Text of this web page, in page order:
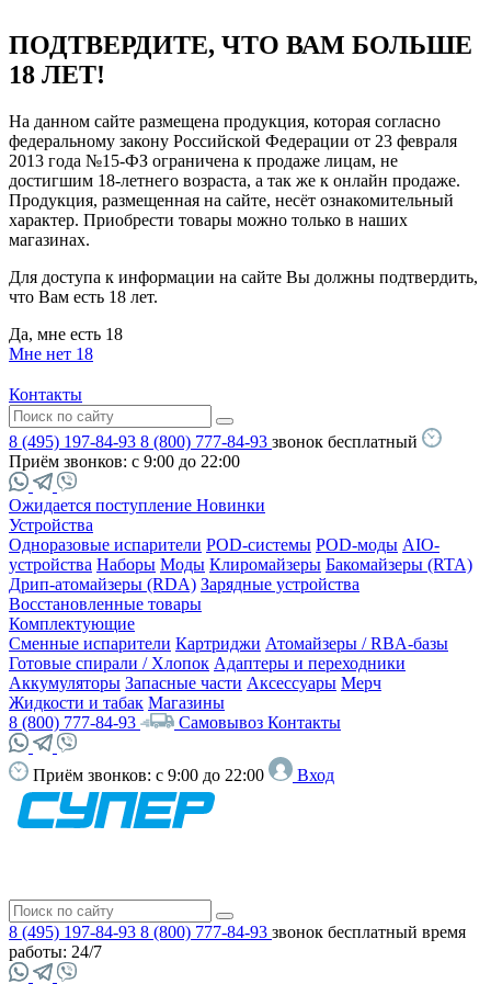
ПОДТВЕРДИТЕ, ЧТО ВАМ БОЛЬШЕ
18 ЛЕТ!
На данном сайте размещена продукция, которая согласно
федеральному закону Российской Федерации от 23 февраля
2013 года №15-ФЗ ограничена к продаже лицам, не
достигшим 18-летнего возраста, а так же к онлайн продаже.
Продукция, размещенная на сайте, несёт ознакомительный
характер. Приобрести товары можно только в наших
магазинах.
Для доступа к информации на сайте Вы должны подтвердить,
что Вам есть 18 лет.
Да, мне есть 18
Мне нет 18
Контакты
8 (495) 197-84-93 8 (800) 777-84-93 звонок бесплатный
Приём звонков: с 9:00 до 22:00
Ожидается поступление Новинки
Устройства
Одноразовые испарители POD-системы POD-моды AIO-
устройства Наборы Моды Клиромайзеры Бакомайзеры (RTA)
Дрип-атомайзеры (RDA) Зарядные устройства
Восстановленные товары
Комплектующие
Сменные испарители Картриджи Атомайзеры / RBA-базы
Готовые спирали / Хлопок Адаптеры и переходники
Аккумуляторы Запасные части Аксессуары Мерч
Жидкости и табак Магазины
8 (800) 777-84-93
Самовывоз Контакты
Приём звонков: с 9:00 до 22:00 Вход
8 (495) 197-84-93 8 (800) 777-84-93 звонок бесплатный время
работы: 24/7